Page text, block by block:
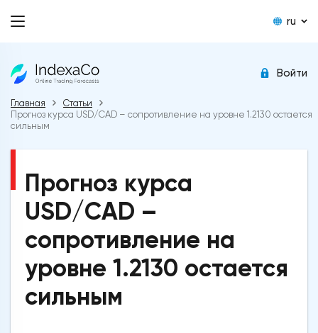
ru
Войти
Главная
Статьи
Прогноз курса USD/CAD – сопротивление на уровне 1.2130 остается
сильным
Прогноз курса
USD/CAD –
сопротивление на
уровне 1.2130 остается
сильным